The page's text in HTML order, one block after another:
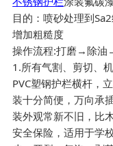
目的：喷砂处理到
增加粗糙度
操作流程:打磨→除油
1.所有气割、剪切、
PVC塑钢护栏横杆，
装十分简便，万向承
装外观常新不旧，比
安全保险，适用于学